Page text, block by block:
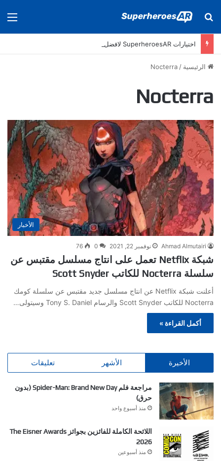
بحث عن
الرئيسية /
Nocterra
Nocterra
الأخبار
Ahmad Almutairi نوفمبر 22, 2021 0
76
شبكة Netflix تعمل على انتاج مسلسل مقتبس عن
سلسلة Nocterra للكاتب Scott Snyder
أعلنت شبكة Netflix عن انتاج مسلسل جديد مقتبس عن سلسلة كومك
Nocterra للكاتب Scott Snyder والرسام Tony S. Daniel وسيتولى…
أكمل القراءة »
الأخيرة الأشهر تعليقات
مراجعة فلم Spider-Man: Brand New Day (بدون
حرق)
منذ أسبوع واحد
اللائحة الكاملة للفائزين بجوائز The Eisner Awards
2026
منذ أسبوعين